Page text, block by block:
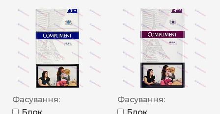
Фасування:
Фасування: